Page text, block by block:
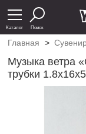
Каталог Поиск
Главная >
Музыка ветра
трубки